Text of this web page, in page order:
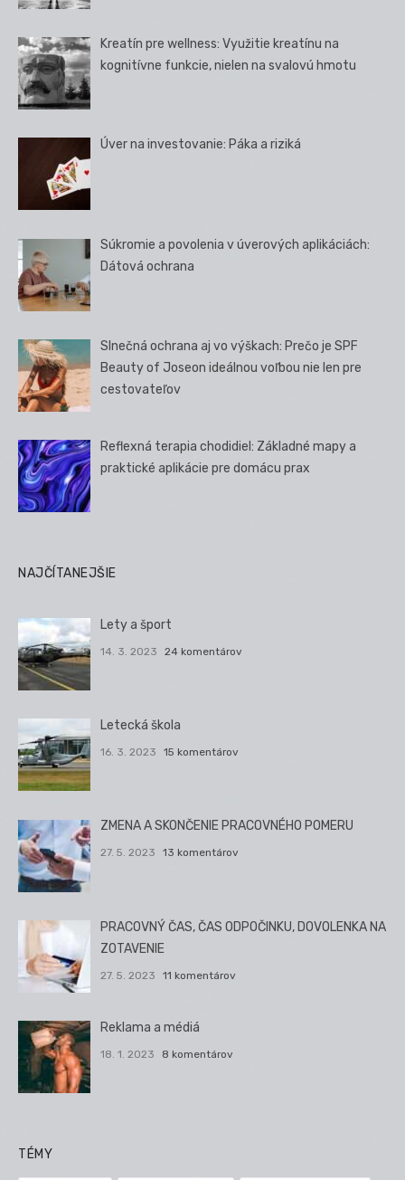
Kreatín pre wellness: Využitie kreatínu na
kognitívne funkcie, nielen na svalovú hmotu
Úver na investovanie: Páka a riziká
Súkromie a povolenia v úverových aplikáciách:
Dátová ochrana
Slnečná ochrana aj vo výškach: Prečo je SPF
Beauty of Joseon ideálnou voľbou nie len pre
cestovateľov
Reflexná terapia chodidiel: Základné mapy a
praktické aplikácie pre domácu prax
NAJČÍTANEJŠIE
Lety a šport
14. 3. 2023 24 komentárov
Letecká škola
16. 3. 2023 15 komentárov
ZMENA A SKONČENIE PRACOVNÉHO POMERU
27. 5. 2023 13 komentárov
PRACOVNÝ ČAS, ČAS ODPOČINKU, DOVOLENKA NA
ZOTAVENIE
27. 5. 2023 11 komentárov
Reklama a médiá
18. 1. 2023 8 komentárov
TÉMY